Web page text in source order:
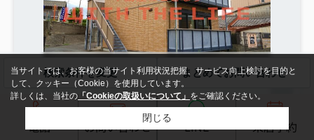
検索条件を変更 まとめてお問い合わせ
電話 お問い合わせ LINE 来店予約
当サイトでは、お客様の当サイト利用状況把握、サービス向上検討を目的と
して、クッキー（Cookie）を使用しています。
詳しくは、当社の 「Cookieの取扱いについて」 をご確認ください。
閉じる